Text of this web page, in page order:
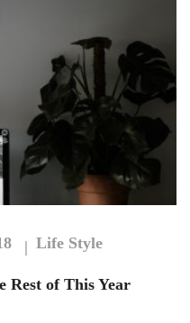
Life Style
Rest of This Year